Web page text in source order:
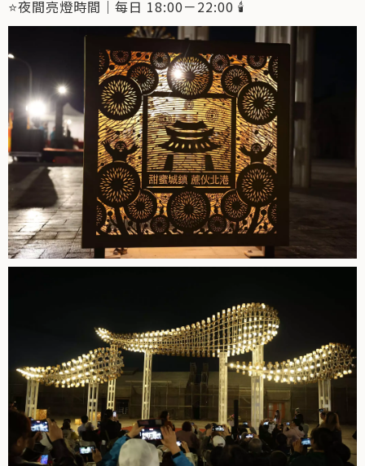
⭐夜間亮燈時間｜每日 18:00－22:00 🕯